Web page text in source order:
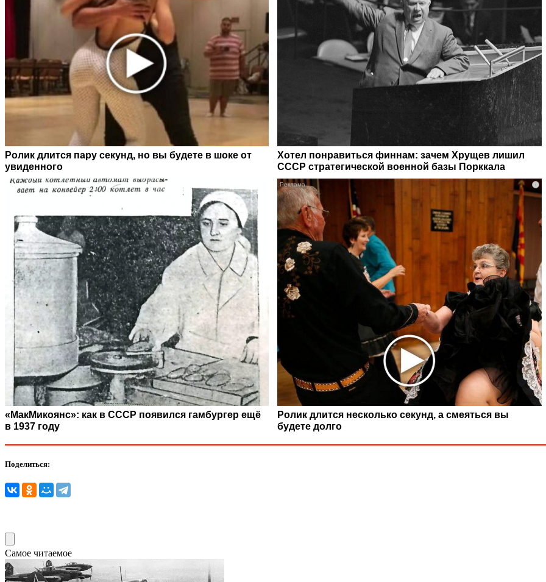
Ролик длится пару секунд, но вы будете в шоке от
увиденного
Хотел понравиться финнам: зачем Хрущев лишил
СССР стратегической военной базы Порккала
«МакМикоянс»: как в СССР появился гамбургер ещё
в 1937 году
i
Ролик длится несколько секунд, а смеяться вы
будете долго
Поделиться:
Самое читаемое